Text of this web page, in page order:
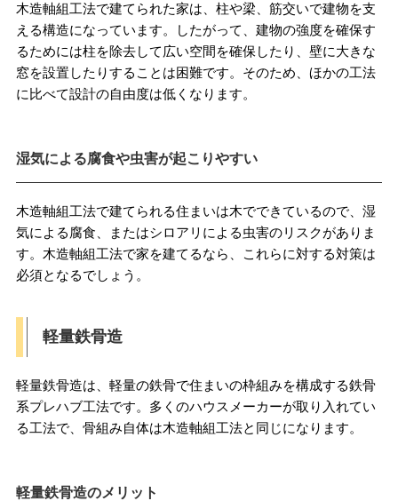
木造軸組工法で建てられた家は、柱や梁、筋交いで建物を支
える構造になっています。したがって、建物の強度を確保す
るためには柱を除去して広い空間を確保したり、壁に大きな
窓を設置したりすることは困難です。そのため、ほかの工法
に比べて設計の自由度は低くなります。
湿気による腐食や虫害が起こりやすい
木造軸組工法で建てられる住まいは木でできているので、湿
気による腐食、またはシロアリによる虫害のリスクがありま
す。木造軸組工法で家を建てるなら、これらに対する対策は
必須となるでしょう。
軽量鉄骨造
軽量鉄骨造は、軽量の鉄骨で住まいの枠組みを構成する鉄骨
系プレハブ工法です。多くのハウスメーカーが取り入れてい
る工法で、骨組み自体は木造軸組工法と同じになります。
軽量鉄骨造のメリット